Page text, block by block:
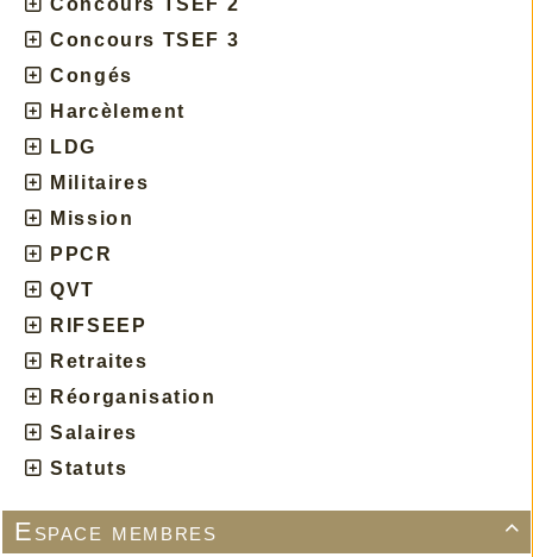
Concours TSEF 2
Concours TSEF 3
Congés
Harcèlement
LDG
Militaires
Mission
PPCR
QVT
RIFSEEP
Retraites
Réorganisation
Salaires
Statuts

Espace membres